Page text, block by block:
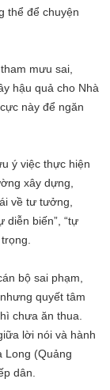
thể để chuyện
mưu sai,
hậu quả cho Nhà
này để ngăn
ý việc thực hiện
xây dựng,
về tư tưởng,
diễn biến”, “tự
bộ sai phạm,
quyết tâm
chưa ăn thua.
lời nói và hành
Long (Quảng
dân.